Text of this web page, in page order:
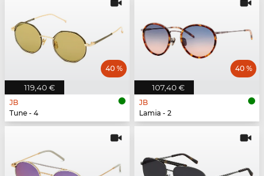
119,40 €
40 %
JB
Tune - 4
107,40 €
40 %
JB
Lamia - 2